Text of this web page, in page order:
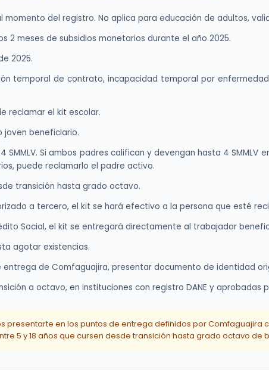
momento del registro. No aplica para educación de adultos,
2 meses de subsidios monetarios durante el año 2025.
2025.
temporal de contrato, incapacidad temporal por
reclamar el kit escolar.
joven beneficiario.
Si ambos padres califican y devengan hasta 4 SMMLV
puede reclamarlo el padre activo.
transición hasta grado octavo.
a tercero, el kit se hará efectivo a la persona que esté
Social, el kit se entregará directamente al trabajador
agotar existencias.
de Comfaguajira, presentar documento de identidad
a octavo, en instituciones con registro DANE y aprobadas
presentarte en los puntos de entrega definidos por Comfaguajira
5 y 18 años que cursen desde transición hasta grado octavo de